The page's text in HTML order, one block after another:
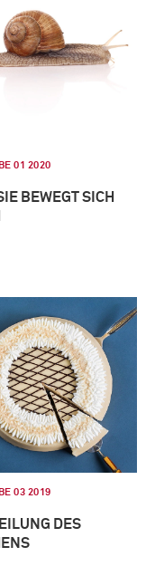
01 2020
BEWEGT SICH
03 2019
DES